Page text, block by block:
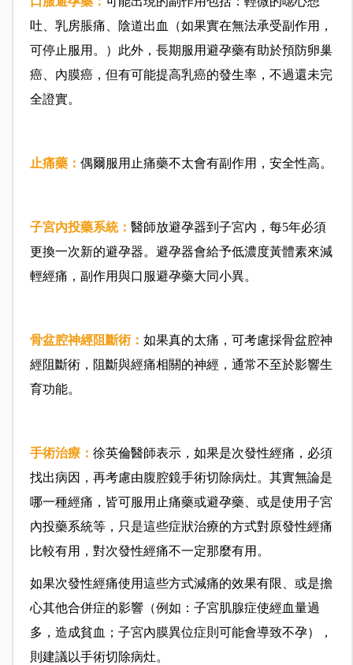
吐、乳房脹痛、陰道出血（如果實在無法承受副作用，
可停止服用。）此外，長期服用避孕藥有助於預防卵巢
癌、內膜癌，但有可能提高乳癌的發生率，不過還未完
全證實。
止痛藥： 偶爾服用止痛藥不太會有副作用，安全性高。
子宮內投藥系統： 醫師放避孕器到子宮內，每5年必須
更換一次新的避孕器。避孕器會給予低濃度黃體素來減
輕經痛，副作用與口服避孕藥大同小異。
骨盆腔神經阻斷術： 如果真的太痛，可考慮採骨盆腔神
經阻斷術，阻斷與經痛相關的神經，通常不至於影響生
育功能。
手術治療： 徐英倫醫師表示， 如果是次發性經痛，必須
找出病因，再考慮由腹腔鏡手術切除病灶。其實無論是
哪一種經痛，皆可服用止痛藥或避孕藥、或是使用子宮
內投藥系統等，只是這些症狀治療的方式對原發性經痛
比較有用，對次發性經痛不一定那麼有用。
如果次發性經痛使用這些方式減痛的效果有限、或是擔
心其他合併症的影響（例如：子宮肌腺症使經血量過
多，造成貧血；子宮內膜異位症則可能會導致不孕），
則建議以手術切除病灶。